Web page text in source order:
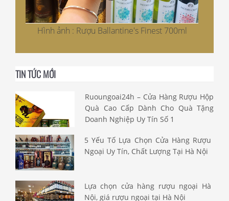
Hình ảnh : Rượu Ballantine's Finest 700ml
TIN TỨC MỚI
Ruoungoai24h – Cửa Hàng Rượu Hộp
Quà Cao Cấp Dành Cho Quà Tặng
Doanh Nghiệp Uy Tín Số 1
5 Yếu Tố Lựa Chọn Cửa Hàng Rượu
Ngoại Uy Tín, Chất Lượng Tại Hà Nội
Lựa chọn cửa hàng rượu ngoại Hà
Nội, giá rượu ngoại tại Hà Nội